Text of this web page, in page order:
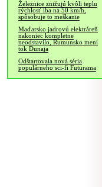
Železnice znižujú kvôli teplu
rýchlosť iba na 50 km/h,
spôsobuje to meškanie
Maďarsko jadrovú elektráreň
nakoniec kompletne
neodstavilo, Rumunsko mení
tok Dunaja
Odštartovala nová séria
populárneho sci-fi Futurama